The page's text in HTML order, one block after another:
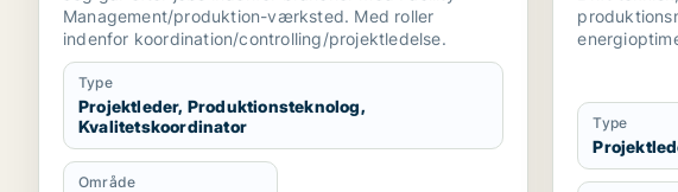
Management/produktion-værksted. Med roller
indenfor koordination/controlling/projektledelse.
Type
Projektleder, Produktionsteknolog,
Kvalitetskoordinator
Område
Type